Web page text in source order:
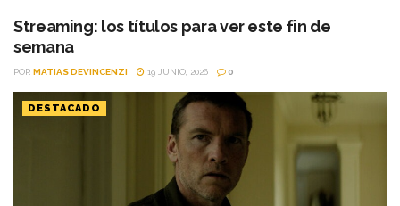
pendientes o pensabas volver a verlas,...
Streaming: los títulos para ver este fin de
semana
POR MATIAS DEVINCENZI 19 JUNIO, 2026 0
DESTACADO